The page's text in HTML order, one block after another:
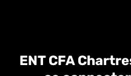
ENT CFA